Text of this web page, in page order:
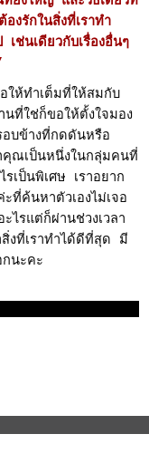
องรักในสิ่งที่เราทำ
ช่นเดียวกับเรื่องอื่นๆ
ห้ทำเต็มที่ให้สมกับ
นที่ใช่ก็ขอให้ตั้งใจมอง
อบข้างที่กดดันหรือ
คุณเป็นหนึ่งในกลุ่มคนที่
เป็นพิเศษ เราอยาก
ะที่ค้นหาตัวเองไม่เจอ
ไรแต่ก็ผ่านช่วงเวลา
งที่เราทำได้ดีที่สุด มี
นะคะ